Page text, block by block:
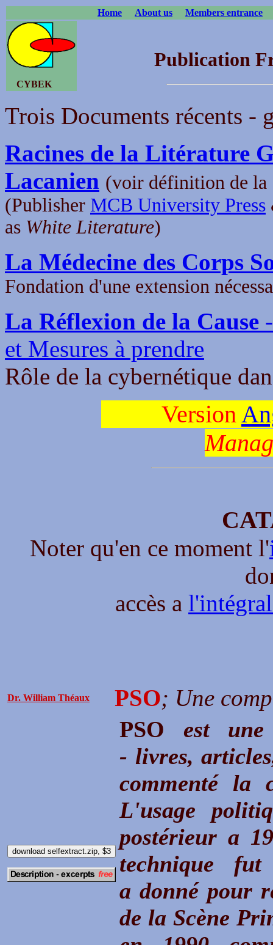
Home About us Members entrance
CYBEK
Publication
Trois Documents récents -
Racines de la Litérature
Lacanien (voir définition de la
(Publisher MCB University Press
as White Literature)
La Médecine des Corps
Fondation d'une extension
La Réflexion de la Cause
et Mesures à prendre
Rôle de la cybernétique
Version
Noter qu'en ce moment l'
accès a
Dr. William Théaux PSO; Une
PSO est une
- livres,
commenté la
L'usage
postérieur a
technique
a donné pour
de la Scène